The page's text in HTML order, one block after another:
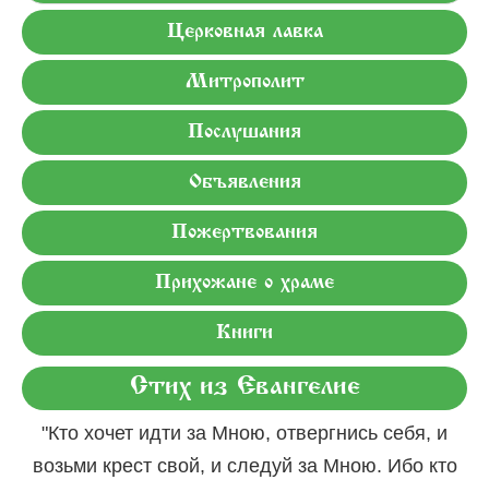
Церковная лавка
Митрополит
Послушания
Объявления
Пожертвования
Прихожане о храме
Книги
Стих из Евангелие
"Кто хочет идти за Мною, отвергнись себя, и
возьми крест свой, и следуй за Мною. Ибо кто